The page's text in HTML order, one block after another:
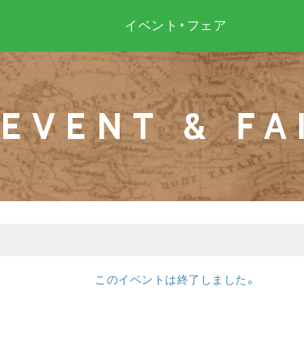
イベント・フェア
EVENT &
このイベントは終了しました。